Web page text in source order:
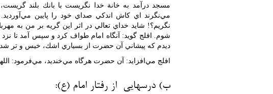
مسجد درآمد به خانة خدا نگريست با بانك بلند
مي‌نگرند اي كاش اندكي صداي خود را پايين
نگريم؟! شايد خداي تعالي در اثر اين گريه بر من به
شوم. افلج گويد: آنگاه امام طواف كرد و سپس آمد تا
ديدم كه پيشاني آن حضرت از بسياري اشك، خيس و تر
افلج مي‌افزايد: آن حضرت هرگاه مي‌خنديد، مي‌فرمود:
ب) درسهایی از رفتار امام (ع):